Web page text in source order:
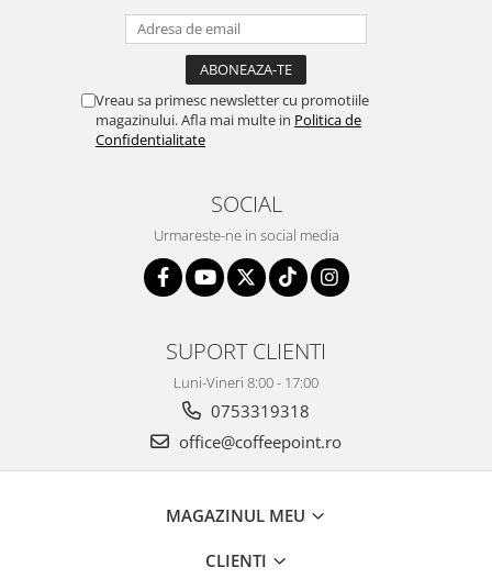
Vreau sa primesc newsletter cu promotiile
magazinului. Afla mai multe in Politica de
Confidentialitate
SOCIAL
Urmareste-ne in social media
SUPORT CLIENTI
Luni-Vineri 8:00 - 17:00
0753319318
office@coffeepoint.ro
MAGAZINUL MEU
CLIENTI